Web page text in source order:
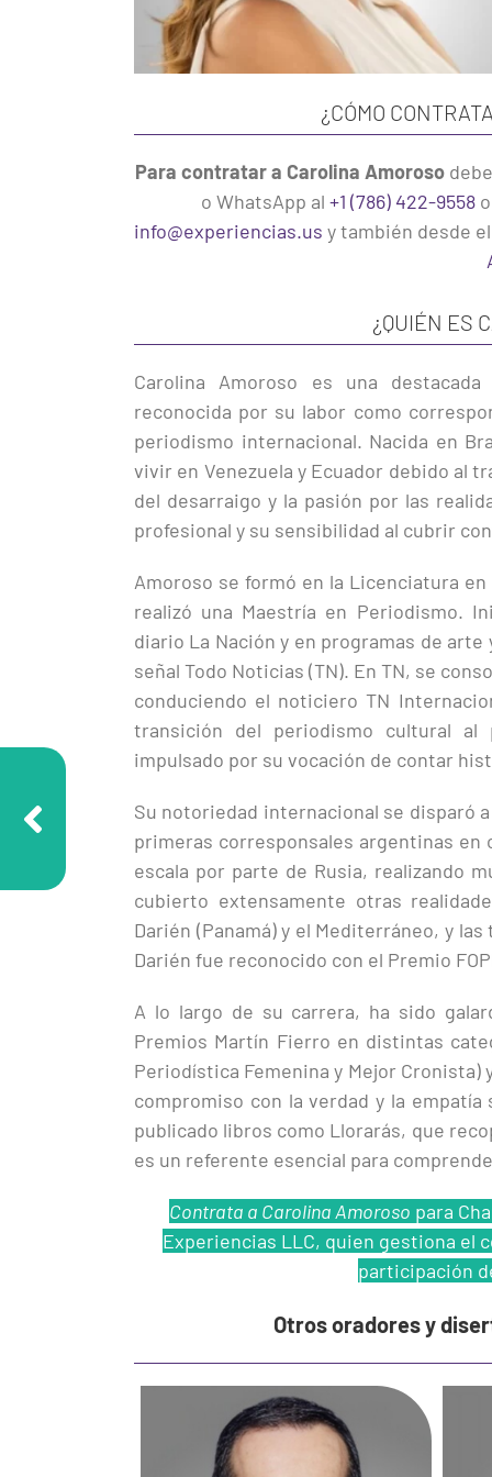
¿CÓMO
Para contratar a Carolina Amoroso
o WhatsApp al +1 (786) 422-9558o
info@experiencias.us y también desde el
¿QUIÉN ES
Carolina Amoroso es una
reconocida por su labor como
periodismo internacional. Nacida en
vivir en Venezuela y Ecuador debido al
del desarraigo y la pasión por las
profesional y su sensibilidad al cubrir
Amoroso se formó en la Licenciatura
realizó una Maestría en Periodismo.
diario La Nación y en programas de
señal Todo Noticias (TN). En TN, se
conduciendo el noticiero TN
transición del periodismo cultural
impulsado por su vocación de contar
Su notoriedad internacional se disparó
primeras corresponsales argentinas
escala por parte de Rusia, realizando
cubierto extensamente otras
Darién (Panamá) y el Mediterráneo, y
Darién fue reconocido con el Premio
A lo largo de su carrera, ha sido
Premios Martín Fierro en distintas
Periodística Femenina y Mejor Cronista)
compromiso con la verdad y la
publicado libros como Llorarás, que
es un referente esencial para
Contrata a Carolina Amoroso para
Experiencias LLC, quien gestiona el
participación
Otros oradores y